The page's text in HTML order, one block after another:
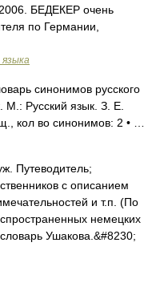
БЕДЕКЕР очень
по Германии,
языка
синонимов русского
М.: Русский язык. З. Е.
кол во синонимов: 2 • …
Путеводитель;
с описанием
и т.п. (По
немецких
Ушакова.&#8230;